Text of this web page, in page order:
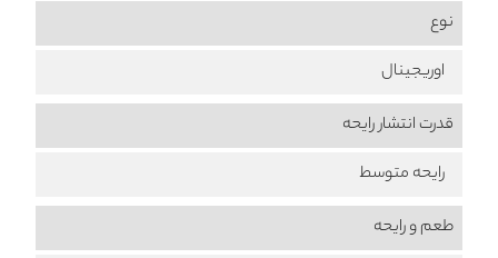
نوع
اوریجینال
قدرت انتشار رایحه
رایحه متوسط
طعم‌ و رایحه